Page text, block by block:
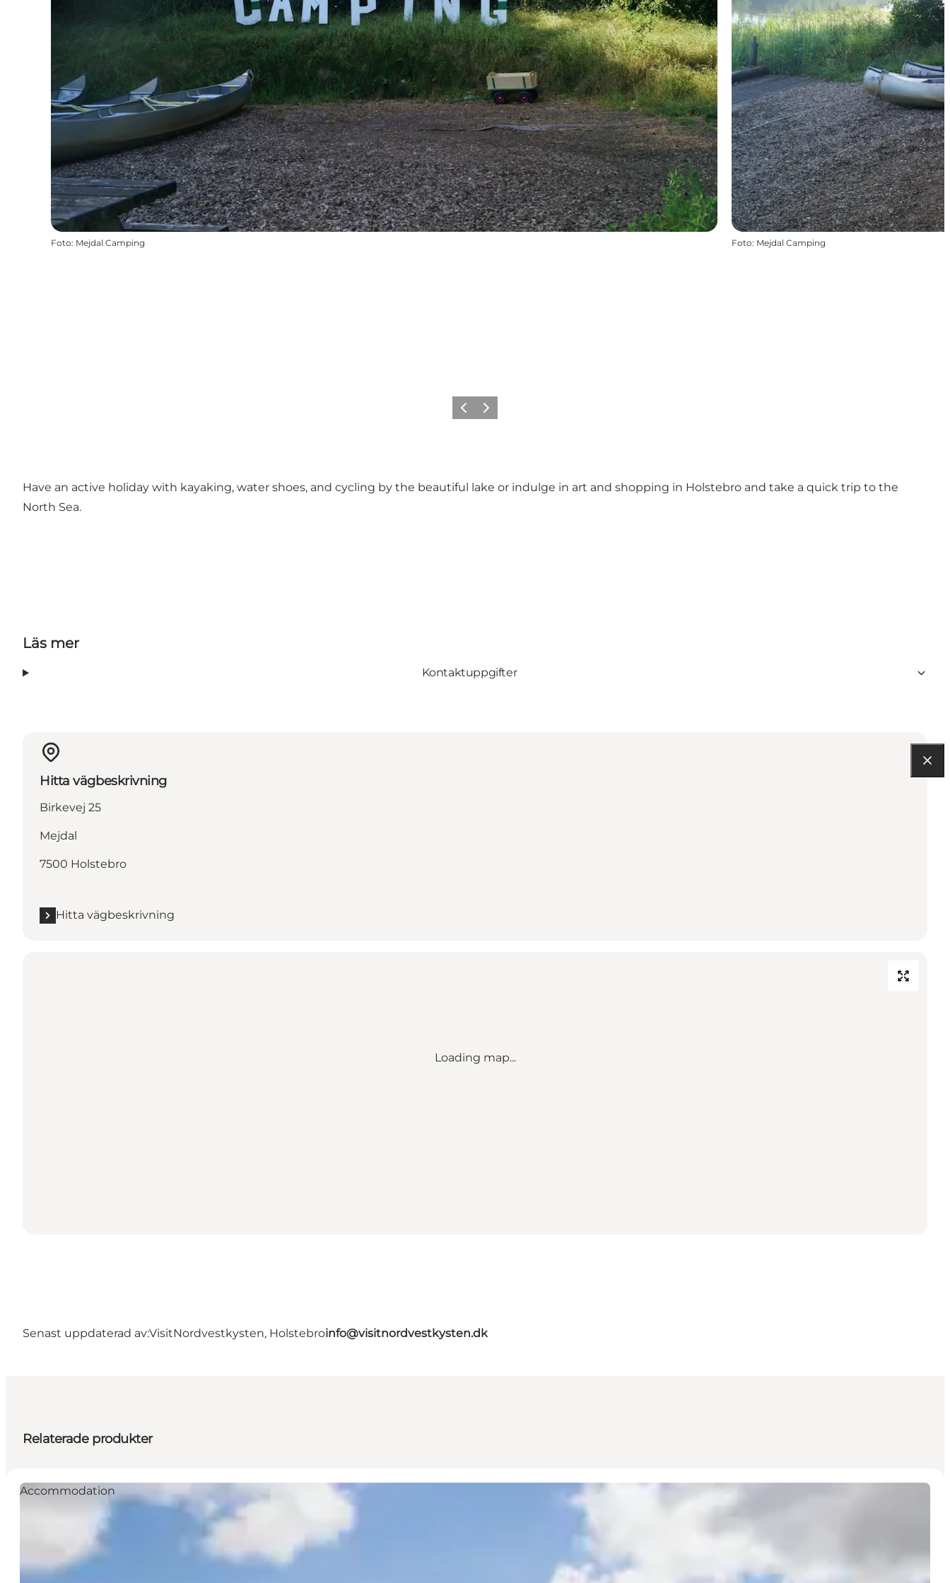
Foto: Mejdal Camping Foto: Mejdal Camping
Föregående
Nästa
Have an active holiday with kayaking, water shoes, and cycling by the beautiful lake or indulge in art and shopping in Holstebro and take a quick trip to the
North Sea.
Läs mer
Kontaktuppgifter
Hitta vägbeskrivning
Birkevej 25
Mejdal
7500 Holstebro
Hitta vägbeskrivning
Loading map...
Senast uppdaterad av:VisitNordvestkysten, Holstebroinfo@visitnordvestkysten.dk
Relaterade produkter
Accommodation